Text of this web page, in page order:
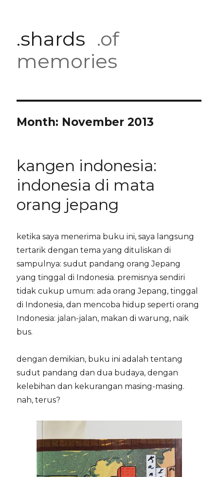
.shards .of
memories
Month: November 2013
kangen indonesia:
indonesia di mata
orang jepang
ketika saya menerima buku ini, saya langsung
tertarik dengan tema yang dituliskan di
sampulnya: sudut pandang orang Jepang
yang tinggal di Indonesia. premisnya sendiri
tidak cukup umum: ada orang Jepang, tinggal
di Indonesia, dan mencoba hidup seperti orang
Indonesia: jalan-jalan, makan di warung, naik
bus.
dengan demikian, buku ini adalah tentang
sudut pandang dan dua budaya, dengan
kelebihan dan kekurangan masing-masing.
nah, terus?